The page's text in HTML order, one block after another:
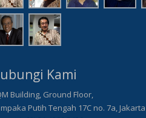
Kami
Building, Ground Floor,
Putih Tengah 17C no. 7a,